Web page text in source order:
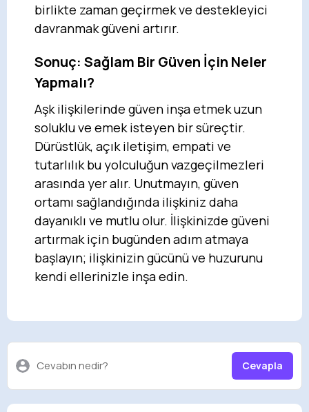
birlikte zaman geçirmek ve destekleyici
davranmak güveni artırır.
Sonuç: Sağlam Bir Güven İçin Neler
Yapmalı?
Aşk ilişkilerinde güven inşa etmek uzun
soluklu ve emek isteyen bir süreçtir.
Dürüstlük, açık iletişim, empati ve
tutarlılık bu yolculuğun vazgeçilmezleri
arasında yer alır. Unutmayın, güven
ortamı sağlandığında ilişkiniz daha
dayanıklı ve mutlu olur. İlişkinizde güveni
artırmak için bugünden adım atmaya
başlayın; ilişkinizin gücünü ve huzurunu
kendi ellerinizle inşa edin.
Cevabın nedir? Cevapla